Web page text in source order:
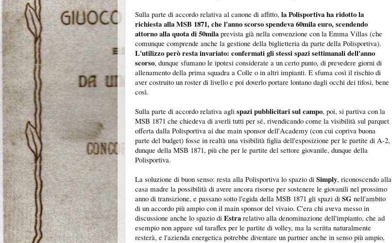
Sulla parte di accordo relativa al canone di affitto, la Polisportiva ha ridotto la
richiesta alla MSB 1871, che l'anno scorso spendeva 60mila euro, scendendo
attorno alla quota di 50mila prevista già nella convenzione con la Emma Villas (che
comunque comprende anche la gestione della biglietteria da parte della Polisportiva).
L'utilizzo però resta invariato: confermati gli stessi spazi settimanali dell'anno
scorso, dunque sfumano le ipotesi considerate a un certo punto, di prevedere giorni di
allenamento della prima squadra a Colle o in altri impianti. E sfuma così il rischio di
aver costruito un roster di livello e poi doverlo portare lontano dagli occhi dei tifosi, bene
così.
Sulla parte di accordo relativa agli spazi pubblicitari sul campo, poi, si partiva con la
MSB 1871 che chiedeva di averli tutti per sé, rivendicando come la visibilità sul parquet
offerta dalla Polisportiva ai due main sponsor dell'Academy (con cui copriva buona
parte del budget) fosse in realtà una visibilità figlia dell'esposizione per le partite di A-2,
dunque della MSB 1871, più che per le partite del settore giovanile, dunque della
Polisportiva.
La soluzione di buon senso: resta alla Polisportiva lo spazio di Simply, riconoscendo alla
casa madre la possibilità di avere ancora risorse per sostenere le giovanili nel prossimo
anno di transizione, e passano sotto l'egida della MSB 1871 gli spazi di SG nell'ambito
di un accordo più ampio con il main sponsor del vivaio. C'era chi aveva messo in
discussione anche lo spazio di Estra relativo alla denominazione dell'impianto, che ad
esempio non appare sul taraflex per le partite di volley, ma la scritta naturalmente
resterà, e l'azienda energetica potrebbe diventare un partner anche in senso più ampio,